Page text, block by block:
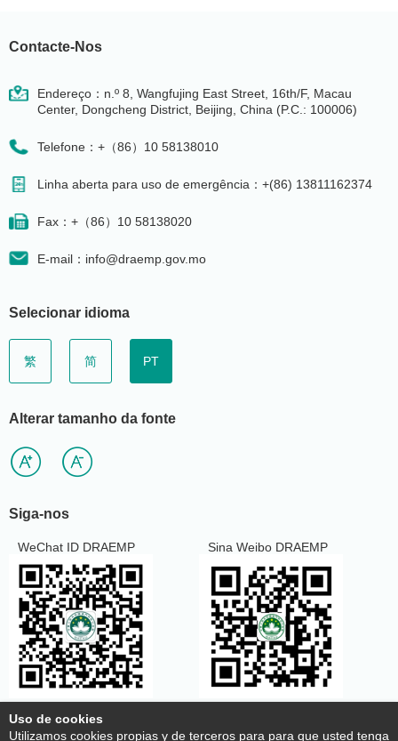
Contacte-Nos
Endereço：n.º 8, Wangfujing East Street, 16th/F, Macau
Center, Dongcheng District, Beijing, China (P.C.: 100006)
Telefone：+（86）10 58138010
Linha aberta para uso de emergência：+(86) 13811162374
Fax：+（86）10 58138020
E-mail：info@draemp.gov.mo
Selecionar idioma
繁 简 PT
Alterar tamanho da fonte
Siga-nos
WeChat ID DRAEMP Sina Weibo DRAEMP
Uso de cookies
Utilizamos cookies propias y de terceros para para que usted tenga